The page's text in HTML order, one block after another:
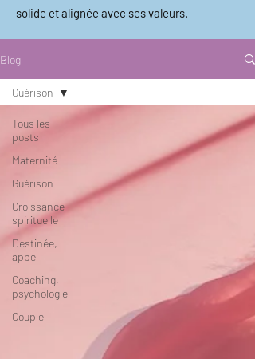
solide et alignée avec ses valeurs.
Blog
Tous les
posts
Maternité
Guérison
Croissance
spirituelle
Destinée,
appel
Coaching,
psychologie
Couple
Guérison